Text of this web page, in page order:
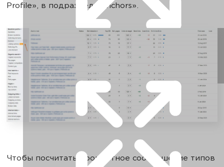
Profile», в подраздел «Anchors».
Чтобы посчитать процентное соотношение типов